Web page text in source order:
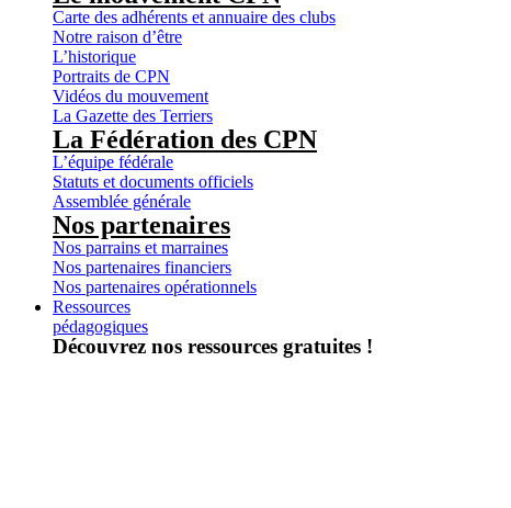
Carte des adhérents et annuaire des clubs
Notre raison d’être
L’historique
Portraits de CPN
Vidéos du mouvement
La Gazette des Terriers
La Fédération des CPN
L’équipe fédérale
Statuts et documents officiels
Assemblée générale
Nos partenaires
Nos parrains et marraines
Nos partenaires financiers
Nos partenaires opérationnels
Ressources
pédagogiques
Découvrez nos ressources gratuites !